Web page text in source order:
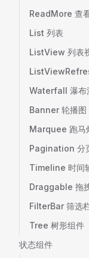
ReadMore 查
List 列表
ListView 列表
Waterfall 瀑布
Banner 轮播图
Marquee 跑马
Pagination 分
Timeline 时间
Draggable 拖
FilterBar 筛选
Tree 树形组件
状态组件